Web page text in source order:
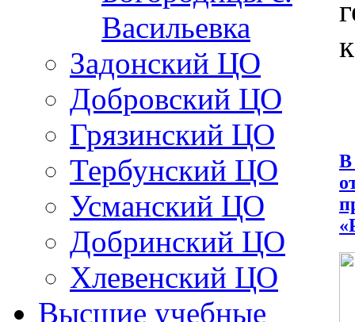
Васильевка
Задонский ЦО
Добровский ЦО
Грязинский ЦО
Тербунский ЦО
Усманский ЦО
Добринский ЦО
Хлевенский ЦО
Высшие учебные
В